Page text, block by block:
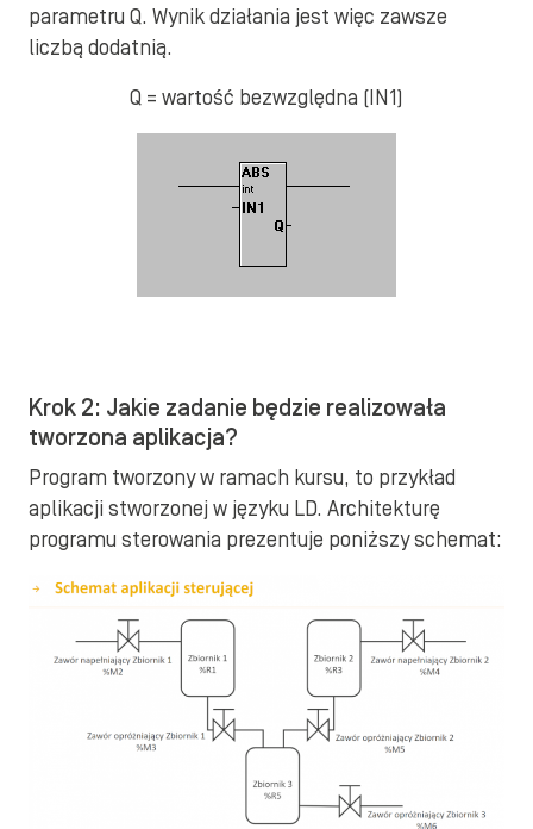
parametru Q. Wynik działania jest więc zawsze
liczbą dodatnią.
Q = wartość bezwzględna (IN1)
Krok 2: Jakie zadanie będzie realizowała
tworzona aplikacja?
Program tworzony w ramach kursu, to przykład
aplikacji stworzonej w języku LD. Architekturę
programu sterowania prezentuje poniższy schemat: